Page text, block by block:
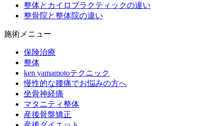
整体とカイロプラクティックの違い
整骨院と整体院の違い
施術メニュー
保険治療
整体
ken yamamotoテクニック
慢性的な腰痛でお悩みの方へ
坐骨神経痛
マタニティ整体
産後骨盤矯正